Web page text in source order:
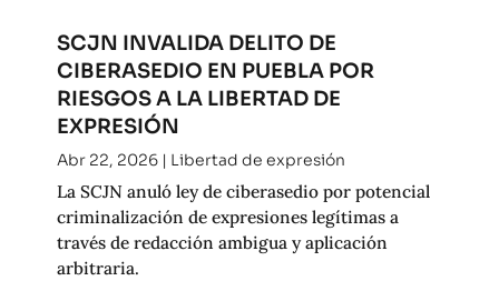
SCJN INVALIDA DELITO DE
CIBERASEDIO EN PUEBLA POR
RIESGOS A LA LIBERTAD DE
EXPRESIÓN
Abr 22, 2026| Libertad de expresión
La SCJN anuló ley de ciberasedio por potencial
criminalización de expresiones legítimas a
través de redacción ambigua y aplicación
arbitraria.